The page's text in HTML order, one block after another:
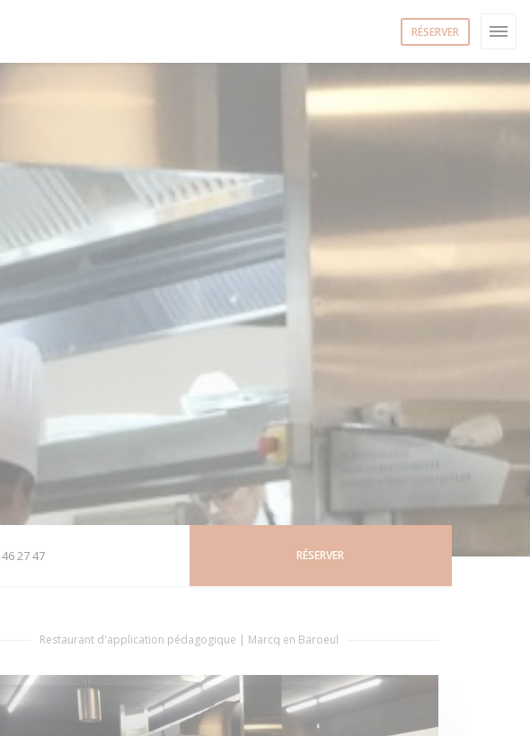
RÉSERVER
27 47 RÉSERVER
Restaurant d'application pédagogique | Marcq en Baroeul